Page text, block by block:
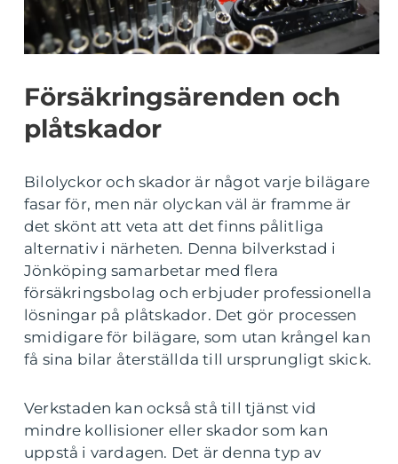
Försäkringsärenden och
plåtskador
Bilolyckor och skador är något varje bilägare
fasar för, men när olyckan väl är framme är
det skönt att veta att det finns pålitliga
alternativ i närheten. Denna bilverkstad i
Jönköping samarbetar med flera
försäkringsbolag och erbjuder professionella
lösningar på plåtskador. Det gör processen
smidigare för bilägare, som utan krångel kan
få sina bilar återställda till ursprungligt skick.
Verkstaden kan också stå till tjänst vid
mindre kollisioner eller skador som kan
uppstå i vardagen. Det är denna typ av